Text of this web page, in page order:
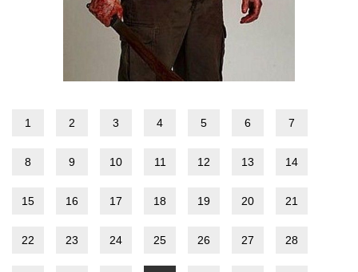
1 2 3 4 5 6 7
8 9 10 11 12 13 14
15 16 17 18 19 20 21
22 23 24 25 26 27 28